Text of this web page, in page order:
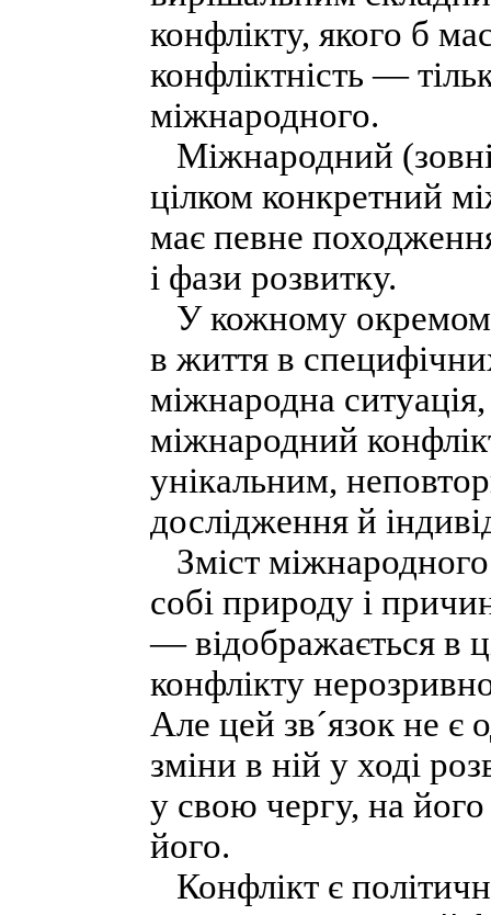
конфлікту, якого б
конфліктність —
міжнародного.
Міжнародний
цілком конкретний
має певне
і фази розвитку.
У кожному
в життя в
міжнародна
міжнародний
унікальним,
дослідження й
Зміст
собі природу і
— відображається в
конфлікту
Але цей зв´язок не є
зміни в ній у ході
у свою чергу, на його
його.
Конфлікт є